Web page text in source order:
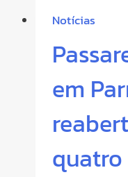
Notícias
em
quatro